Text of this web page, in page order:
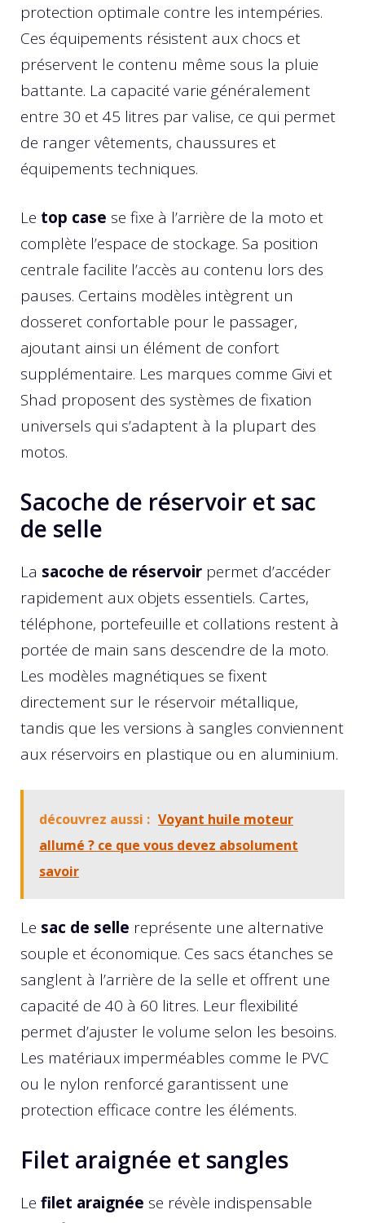
protection optimale contre les intempéries.
Ces équipements résistent aux chocs et
préservent le contenu même sous la pluie
battante. La capacité varie généralement
entre 30 et 45 litres par valise, ce qui permet
de ranger vêtements, chaussures et
équipements techniques.
Le top case se fixe à l’arrière de la moto et
complète l’espace de stockage. Sa position
centrale facilite l’accès au contenu lors des
pauses. Certains modèles intègrent un
dosseret confortable pour le passager,
ajoutant ainsi un élément de confort
supplémentaire. Les marques comme Givi et
Shad proposent des systèmes de fixation
universels qui s’adaptent à la plupart des
motos.
Sacoche de réservoir et sac
de selle
La sacoche de réservoir permet d’accéder
rapidement aux objets essentiels. Cartes,
téléphone, portefeuille et collations restent à
portée de main sans descendre de la moto.
Les modèles magnétiques se fixent
directement sur le réservoir métallique,
tandis que les versions à sangles conviennent
aux réservoirs en plastique ou en aluminium.
découvrez aussi : Voyant huile moteur
allumé ? ce que vous devez absolument
savoir
Le sac de selle représente une alternative
souple et économique. Ces sacs étanches se
sanglent à l’arrière de la selle et offrent une
capacité de 40 à 60 litres. Leur flexibilité
permet d’ajuster le volume selon les besoins.
Les matériaux imperméables comme le PVC
ou le nylon renforcé garantissent une
protection efficace contre les éléments.
Filet araignée et sangles
Le filet araignée se révèle indispensable